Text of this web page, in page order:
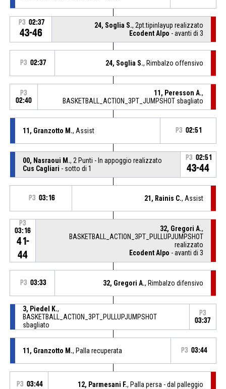
P3 02:37
43-46
24, Soglia S., 2pt.tipinlayup realizzato
Ecodent Alpo - avanti di 3
P3 02:37 24, Soglia S., Rimbalzo offensivo
P3
02:40
11, Peresson A.,
BASKETBALL_ACTION_3PT_JUMPSHOT sbagliato
11, Granzotto M., Assist P3 02:51
00, Nasraoui M., 2 Punti - In appoggio realizzato
Cus Cagliari - sotto di 1
P3 02:51
43-44
P3 03:16 21, Rainis C., Assist
P3
03:16
41-
44
32, Gregori A.,
BASKETBALL_ACTION_3PT_PULLUPJUMPSHOT
realizzato
Ecodent Alpo - avanti di 3
P3 03:33 32, Gregori A., Rimbalzo difensivo
3, Piedel K.,
BASKETBALL_ACTION_3PT_PULLUPJUMPSHOT
sbagliato
P3
03:37
11, Granzotto M., Palla recuperata P3 03:44
P3 03:44 12, Parmesani F., Palla persa - dal palleggio